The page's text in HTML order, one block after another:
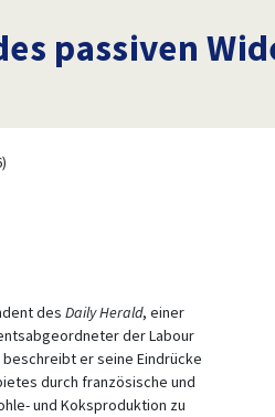
passiven
des Daily Herald, einer
der Labour
er seine Eindrücke
durch französische und
und Koksproduktion zu